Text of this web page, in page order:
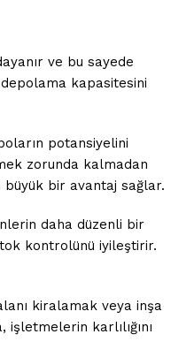
ve bu sayede
kapasitesini
potansiyelini
zorunda kalmadan
bir avantaj sağlar.
daha düzenli bir
kontrolünü iyileştirir.
kiralamak veya inşa
karlılığını